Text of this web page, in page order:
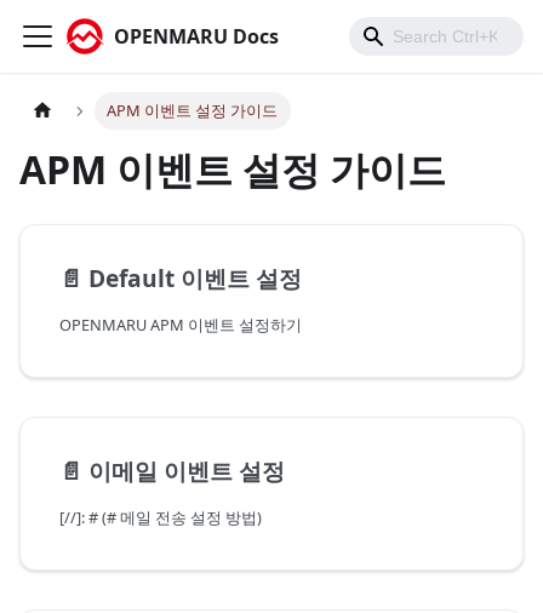
OPENMARU Docs
APM 이벤트 설정 가이드
APM 이벤트 설정 가이드
📄️ Default 이벤트 설정
OPENMARU APM 이벤트 설정하기
📄️ 이메일 이벤트 설정
[//]: # (# 메일 전송 설정 방법)